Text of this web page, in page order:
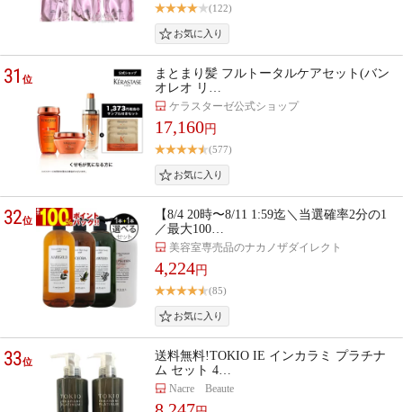
(122)
31位
まとまり髪 フルトータルケアセット(バン
オレオ リ…
ケラスターゼ公式ショップ
17,160円
(577)
32位
【8/4 20時〜8/11 1:59迄＼当選確率2分の1
／最大100…
美容室専売品のナカノザダイレクト
4,224円
(85)
33位
送料無料!TOKIO IE インカラミ プラチナ
ム セット 4…
Nacre Beaute